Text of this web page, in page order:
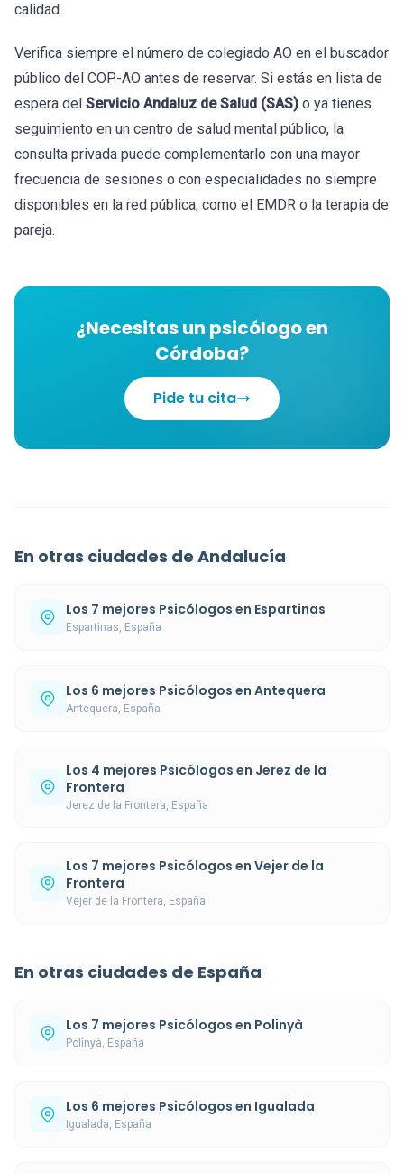
calidad.
Verifica siempre el número de colegiado AO en el buscador
público del COP-AO antes de reservar. Si estás en lista de
espera del Servicio Andaluz de Salud (SAS) o ya tienes
seguimiento en un centro de salud mental público, la
consulta privada puede complementarlo con una mayor
frecuencia de sesiones o con especialidades no siempre
disponibles en la red pública, como el EMDR o la terapia de
pareja.
¿Necesitas un psicólogo en
Córdoba?
Pide tu cita
En otras ciudades de Andalucía
Los 7 mejores Psicólogos en Espartinas
Espartinas, España
Los 6 mejores Psicólogos en Antequera
Antequera, España
Los 4 mejores Psicólogos en Jerez de la
Frontera
Jerez de la Frontera, España
Los 7 mejores Psicólogos en Vejer de la
Frontera
Vejer de la Frontera, España
En otras ciudades de España
Los 7 mejores Psicólogos en Polinyà
Polinyà, España
Los 6 mejores Psicólogos en Igualada
Igualada, España